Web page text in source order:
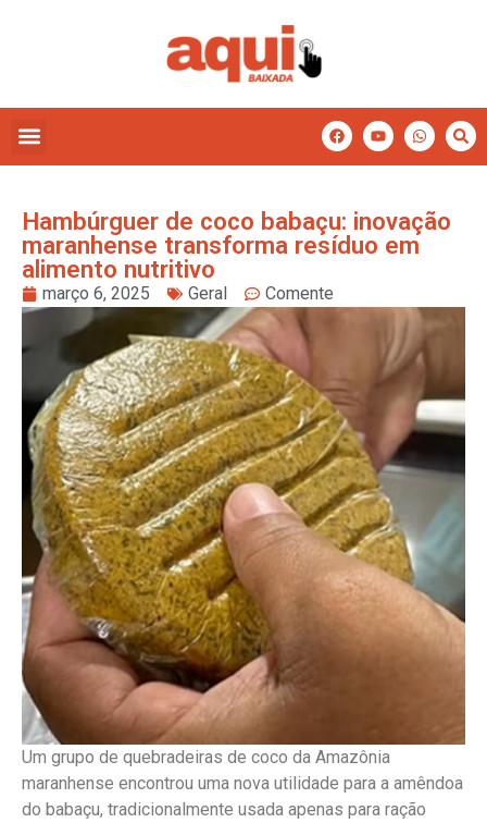
Hambúrguer de coco babaçu: inovação
maranhense transforma resíduo em
alimento nutritivo
março 6, 2025 Geral Comente
Um grupo de quebradeiras de coco da Amazônia
maranhense encontrou uma nova utilidade para a amêndoa
do babaçu, tradicionalmente usada apenas para ração